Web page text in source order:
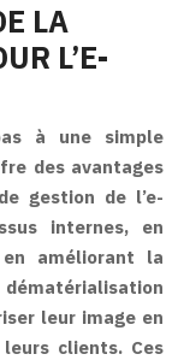
LA
L’E-
à une simple
des avantages
gestion de l’e-
internes, en
améliorant la
leur image en
clients. Ces